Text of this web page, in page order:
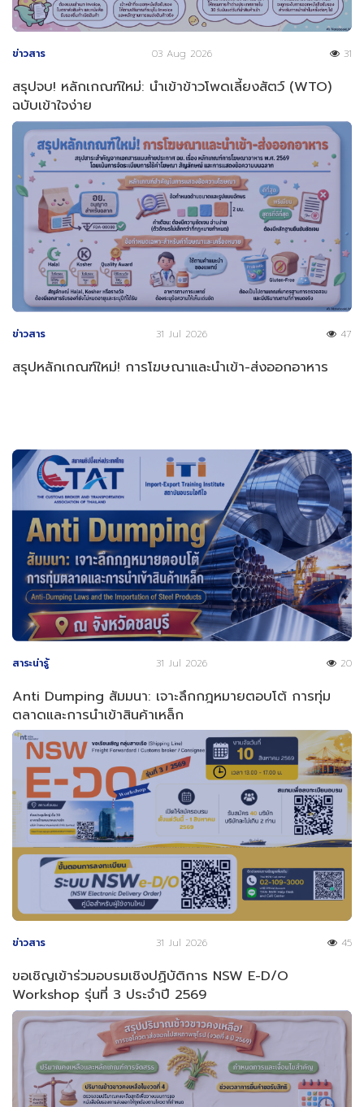
ข่าวสาร 03 Aug 2026 31
สรุปจบ! หลักเกณฑ์ใหม่: นำเข้าข้าวโพดเลี้ยงสัตว์ (WTO)
ฉบับเข้าใจง่าย
ข่าวสาร 31 Jul 2026 47
สรุปหลักเกณฑ์ใหม่! การโฆษณาและนำเข้า-ส่งออกอาหาร
สาระน่ารู้ 31 Jul 2026 20
Anti Dumping สัมมนา: เจาะลึกกฎหมายตอบโต้ การทุ่ม
ตลาดและการนำเข้าสินค้าเหล็ก
ข่าวสาร 31 Jul 2026 45
ขอเชิญเข้าร่วมอบรมเชิงปฏิบัติการ NSW E-D/O
Workshop รุ่นที่ 3 ประจำปี 2569